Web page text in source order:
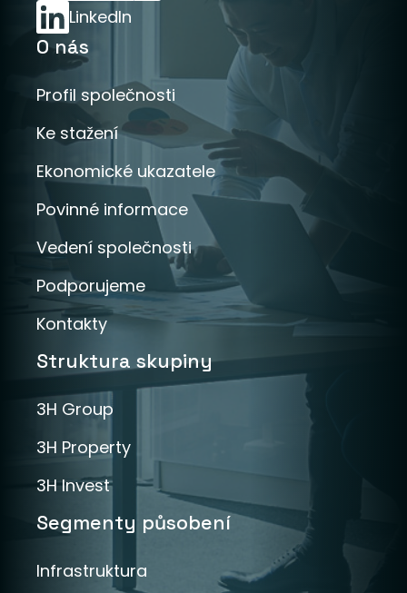
LinkedIn
O nás
Profil společnosti
Ke stažení
Ekonomické ukazatele
Povinné informace
Vedení společnosti
Podporujeme
Kontakty
Struktura skupiny
3H Group
3H Property
3H Invest
Segmenty působení
Infrastruktura